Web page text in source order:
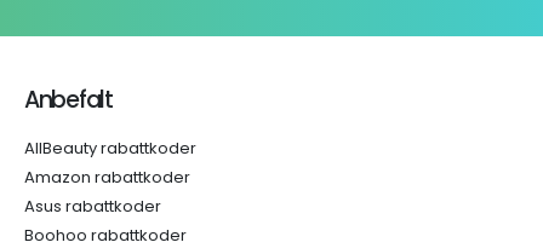
Anbefalt
AllBeauty rabattkoder
Amazon rabattkoder
Asus rabattkoder
Boohoo rabattkoder